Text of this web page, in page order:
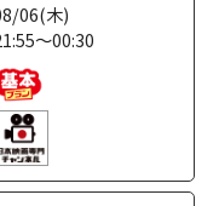
06(木)
～00:30